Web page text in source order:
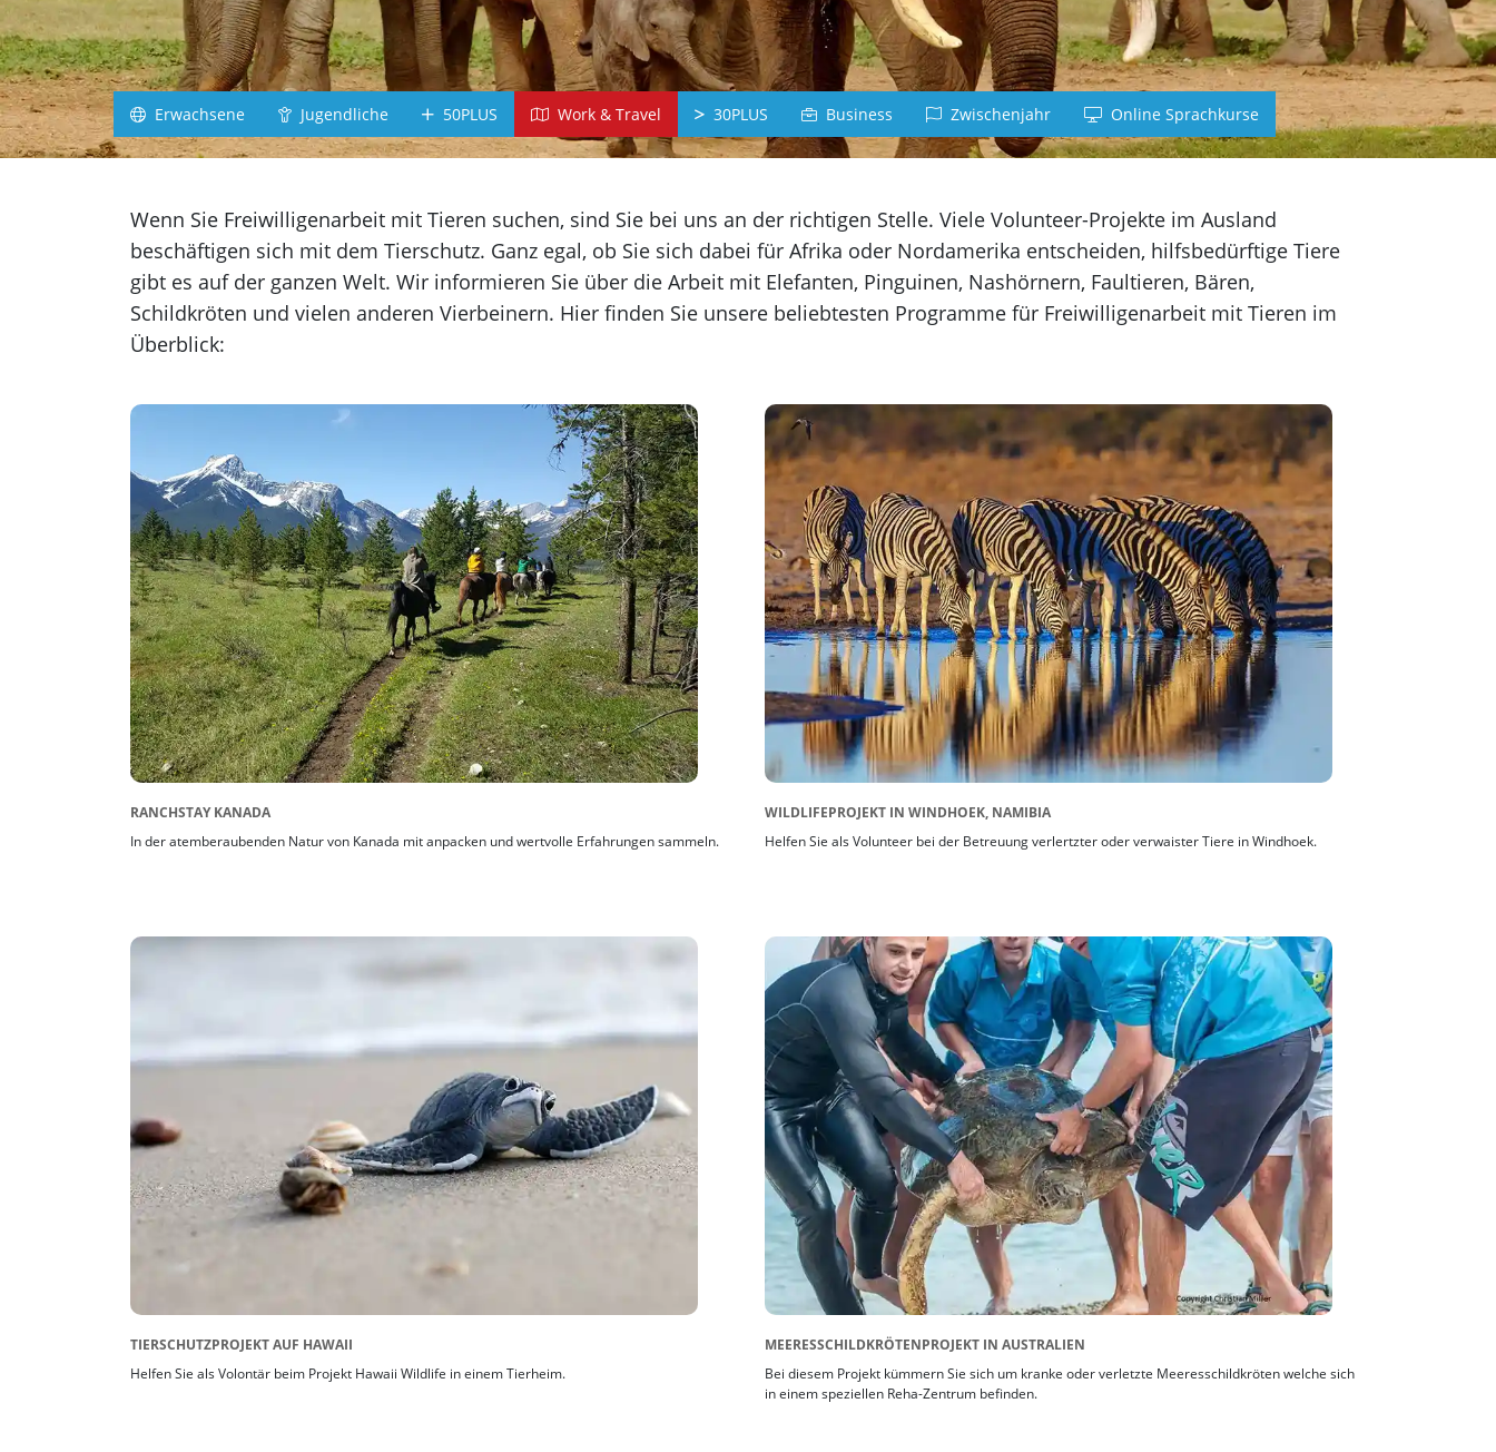
Erwachsene Jugendliche 50PLUS Work & Travel 30PLUS Business Zwischenjahr Online Sprachkurse
Wenn Sie Freiwilligenarbeit mit Tieren suchen, sind Sie bei uns an der richtigen Stelle. Viele Volunteer-Projekte im Ausland
beschäftigen sich mit dem Tierschutz. Ganz egal, ob Sie sich dabei für Afrika oder Nordamerika entscheiden, hilfsbedürftige Tiere
gibt es auf der ganzen Welt. Wir informieren Sie über die Arbeit mit Elefanten, Pinguinen, Nashörnern, Faultieren, Bären,
Schildkröten und vielen anderen Vierbeinern. Hier finden Sie unsere beliebtesten Programme für Freiwilligenarbeit mit Tieren im
Überblick:
RANCHSTAY KANADA
In der atemberaubenden Natur von Kanada mit anpacken und wertvolle Erfahrungen sammeln.
WILDLIFEPROJEKT IN WINDHOEK, NAMIBIA
Helfen Sie als Volunteer bei der Betreuung verlertzter oder verwaister Tiere in Windhoek.
TIERSCHUTZPROJEKT AUF HAWAII
Helfen Sie als Volontär beim Projekt Hawaii Wildlife in einem Tierheim.
MEERESSCHILDKRÖTENPROJEKT IN AUSTRALIEN
Bei diesem Projekt kümmern Sie sich um kranke oder verletzte Meeresschildkröten welche sich
in einem speziellen Reha-Zentrum befinden.
Südafrika
Irland
Schottland
Jamaika
alle Länder
Belgien
Arabisch
Jordanien
Türkisch
Türkei
Griechenland
Dominikanische
Republik
Chile
Peru
Panama
Chinesisch
China
Deutschland
Japanisch
Japan
Vietnamesisch
Vietnam
Lettland